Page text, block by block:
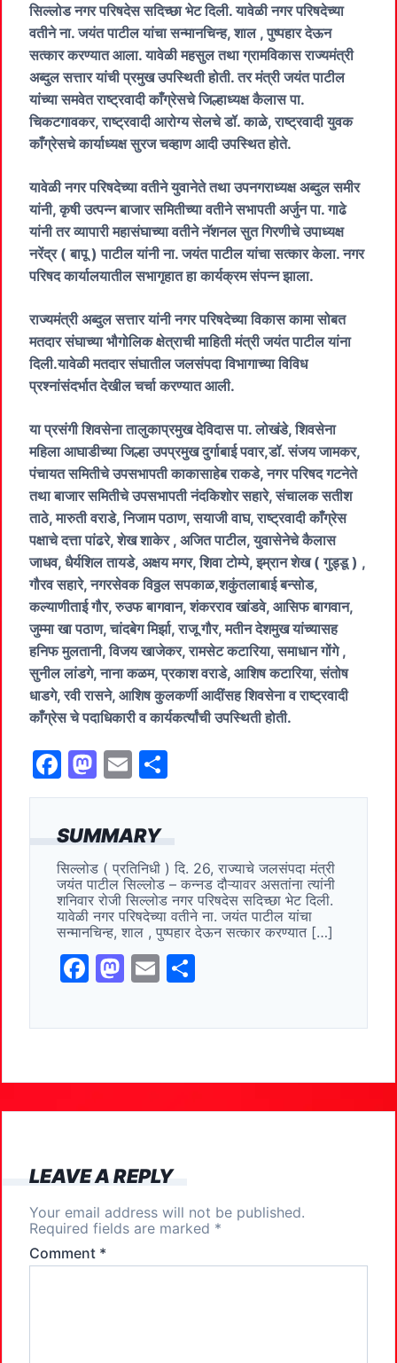
SUMMARY
सिल्लोड ( प्रतिनिधी ) दि. 26, राज्याचे जलसंपदा मंत्री
जयंत पाटील सिल्लोड – कन्नड दौऱ्यावर असतांना त्यांनी
शनिवार रोजी सिल्लोड नगर परिषदेस सदिच्छा भेट दिली.
यावेळी नगर परिषदेच्या वतीने ना. जयंत पाटील यांचा
सन्मानचिन्ह, शाल , पुष्पहार देऊन सत्कार करण्यात […]
F
c
b
o
k
M
st
d
o
E
ai ar
सिल्लोड नगर परिषदेस सदिच्छा भेट दिली. यावेळी नगर परिषदेच्या
वतीने ना. जयंत पाटील यांचा सन्मानचिन्ह, शाल , पुष्पहार देऊन
सत्कार करण्यात आला. यावेळी महसुल तथा ग्रामविकास राज्यमंत्री
अब्दुल सत्तार यांची प्रमुख उपस्थिती होती. तर मंत्री जयंत पाटील
यांच्या समवेत राष्ट्रवादी काँग्रेसचे जिल्हाध्यक्ष कैलास पा.
चिकटगावकर, राष्ट्रवादी आरोग्य सेलचे डॉ. काळे, राष्ट्रवादी युवक
काँग्रेसचे कार्याध्यक्ष सुरज चव्हाण आदी उपस्थित होते.
यावेळी नगर परिषदेच्या वतीने युवानेते तथा उपनगराध्यक्ष अब्दुल समीर
यांनी, कृषी उत्पन्न बाजार समितीच्या वतीने सभापती अर्जुन पा. गाढे
यांनी तर व्यापारी महासंघाच्या वतीने नॅशनल सुत गिरणीचे उपाध्यक्ष
नरेंद्र ( बापू ) पाटील यांनी ना. जयंत पाटील यांचा सत्कार केला. नगर
परिषद कार्यालयातील सभागृहात हा कार्यक्रम संपन्न झाला.
राज्यमंत्री अब्दुल सत्तार यांनी नगर परिषदेच्या विकास कामा सोबत
मतदार संघाच्या भौगोलिक क्षेत्राची माहिती मंत्री जयंत पाटील यांना
दिली.यावेळी मतदार संघातील जलसंपदा विभागाच्या विविध
प्रश्नांसंदर्भात देखील चर्चा करण्यात आली.
या प्रसंगी शिवसेना तालुकाप्रमुख देविदास पा. लोखंडे, शिवसेना
महिला आघाडीच्या जिल्हा उपप्रमुख दुर्गाबाई पवार,डॉ. संजय जामकर,
पंचायत समितीचे उपसभापती काकासाहेब राकडे, नगर परिषद गटनेते
तथा बाजार समितीचे उपसभापती नंदकिशोर सहारे, संचालक सतीश
ताठे, मारुती वराडे, निजाम पठाण, सयाजी वाघ, राष्ट्रवादी काँग्रेस
पक्षाचे दत्ता पांढरे, शेख शाकेर , अजित पाटील, युवासेनेचे कैलास
जाधव, धैर्यशिल तायडे, अक्षय मगर, शिवा टोम्पे, इम्रान शेख ( गुड्डू ) ,
गौरव सहारे, नगरसेवक विठ्ठल सपकाळ,शकुंतलाबाई बन्सोड,
कल्याणीताई गौर, रुउफ बागवान, शंकरराव खांडवे, आसिफ बागवान,
जुम्मा खा पठाण, चांदबेग मिर्झा, राजू गौर, मतीन देशमुख यांच्यासह
हनिफ मुलतानी, विजय खाजेकर, रामसेट कटारिया, समाधान गोंगे ,
सुनील लांडगे, नाना कळम, प्रकाश वराडे, आशिष कटारिया, संतोष
धाडगे, रवी रासने, आशिष कुलकर्णी आदींसह शिवसेना व राष्ट्रवादी
काँग्रेस चे पदाधिकारी व कार्यकर्त्यांची उपस्थिती होती.
F
a
c
e
b
o
o
k
M
a
st
o
d
o
n
E
m
ai
l
h
LEAVE A REPLY
Your email address will not be published.
Required fields are marked *
Comment *